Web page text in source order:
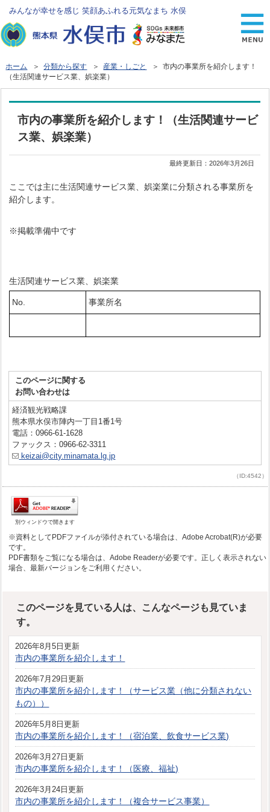
みんなが幸せを感じ 笑顔あふれる元気なまち 水俣
ホーム ＞分類から探す ＞ 産業・しごと
＞ 市内の事業所を紹介します！
（生活関連サービス業、娯楽業）
市内の事業所を紹介します！（生活関連サービ
ス業、娯楽業）
最終更新日：2026年3月26日
ここでは主に生活関連サービス業、娯楽業に分類される事業所を
紹介します。
※掲載準備中です
生活関連サービス業、娯楽業
No. 事業所名
このページに関する
お問い合わせは
経済観光戦略課
熊本県水俣市陣内一丁目1番1号
電話：0966-61-1628
ファックス：0966-62-3311
keizai@city.minamata.lg.jp
（ID:4542）
別ウィンドウで開きます
※資料としてPDFファイルが添付されている場合は、Adobe Acrobat(R)が必要
です。
PDF書類をご覧になる場合は、Adobe Readerが必要です。正しく表示されない
場合、最新バージョンをご利用ください。
このページを見ている人は、こんなページも見ていま
す。
2026年8月5日更新
市内の事業所を紹介します！
2026年7月29日更新
市内の事業所を紹介します！（サービス業（他に分類されない
もの））
2026年5月8日更新
市内の事業所を紹介します！（宿泊業、飲食サービス業)
2026年3月27日更新
市内の事業所を紹介します！（医療、福祉)
2026年3月24日更新
市内の事業所を紹介します！（複合サービス事業）